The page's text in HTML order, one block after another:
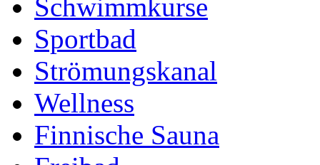
Schwimmkurse
Sportbad
Strömungskanal
Wellness
Finnische Sauna